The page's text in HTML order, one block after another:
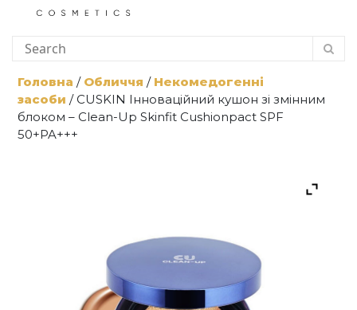
Головна / Обличчя / Некомедогенні
засоби / CUSKIN Інноваційний кушон зі змінним
блоком – Clean-Up Skinfit Cushionpact SPF
50+PA+++